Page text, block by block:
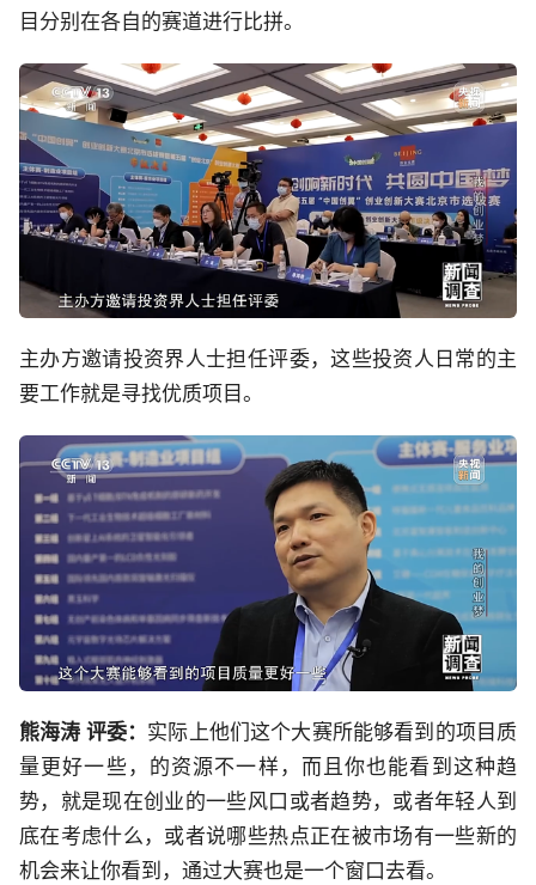
目分别在各自的赛道进行比拼。
主办方邀请投资界人士担任评委，这些投资人日常的主
要工作就是寻找优质项目。
熊海涛 评委： 实际上他们这个大赛所能够看到的项目质
量更好一些，的资源不一样，而且你也能看到这种趋
势，就是现在创业的一些风口或者趋势，或者年轻人到
底在考虑什么，或者说哪些热点正在被市场有一些新的
机会来让你看到，通过大赛也是一个窗口去看。